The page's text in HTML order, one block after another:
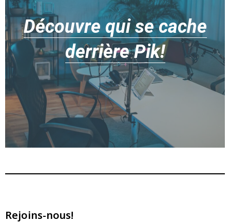
Découvre qui se cache
derrière Pik!
Rejoins-nous!